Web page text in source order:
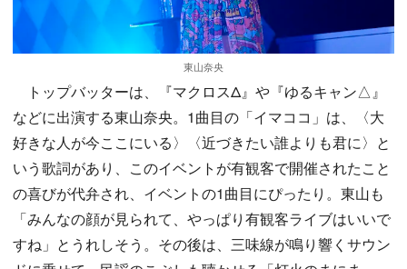
東山奈央
トップバッターは、『マクロスΔ』や『ゆるキャン△』
などに出演する東山奈央。1曲目の「イマココ」は、〈大
好きな人が今ここにいる〉〈近づきたい誰よりも君に〉と
いう歌詞があり、このイベントが有観客で開催されたこと
の喜びが代弁され、イベントの1曲目にぴったり。東山も
「みんなの顔が見られて、やっぱり有観客ライブはいいで
すね」とうれしそう。その後は、三味線が鳴り響くサウン